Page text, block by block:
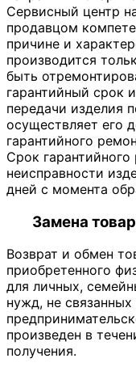
Сервисный центр
продавцом
причине и
производится
быть
гарантийный срок
передачи изделия
осуществляет его
гарантийного
Срок
неисправности
дней с момента
Замена
Возврат и обмен
приобретенного
для личных,
нужд, не
произведен в
получения.